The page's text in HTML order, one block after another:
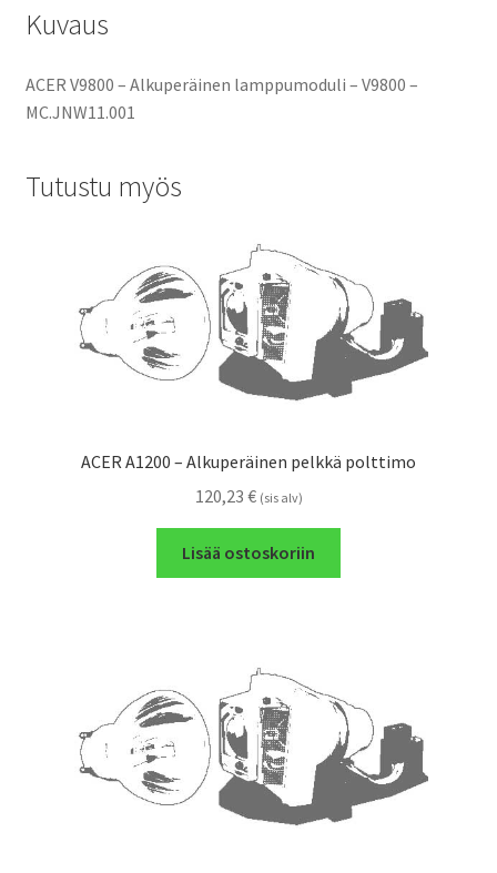
Kuvaus
ACER V9800 – Alkuperäinen lamppumoduli – V9800 –
MC.JNW11.001
Tutustu myös
ACER A1200 – Alkuperäinen pelkkä polttimo
120,23 € (sis alv)
Lisää ostoskoriin